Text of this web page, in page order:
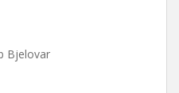
Bjelovar